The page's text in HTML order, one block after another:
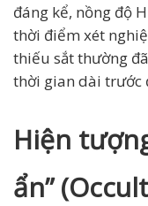
đáng kể, nồng độ
thời điểm xét
thiếu sắt thường
thời gian dài trước
Hiện
ẩn”